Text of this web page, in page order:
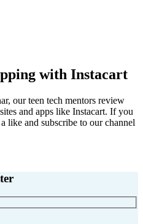
with Instacart
our teen tech mentors review
and apps like Instacart. If you
like and subscribe to our channel